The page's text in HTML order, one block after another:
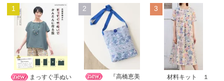
1
まっすぐ手ぬい
2
『高橋恵美
3
材料キット １